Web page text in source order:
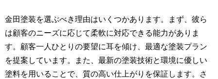
金田塗装を選ぶべき理由はいくつかあります。まず、彼ら
は顧客のニーズに応じて柔軟に対応できる能力がありま
す。顧客一人ひとりの要望に耳を傾け、最適な塗装プラン
を提案しています。また、最新の塗装技術と環境に優しい
塗料を用いることで、質の高い仕上がりを保証します。さ